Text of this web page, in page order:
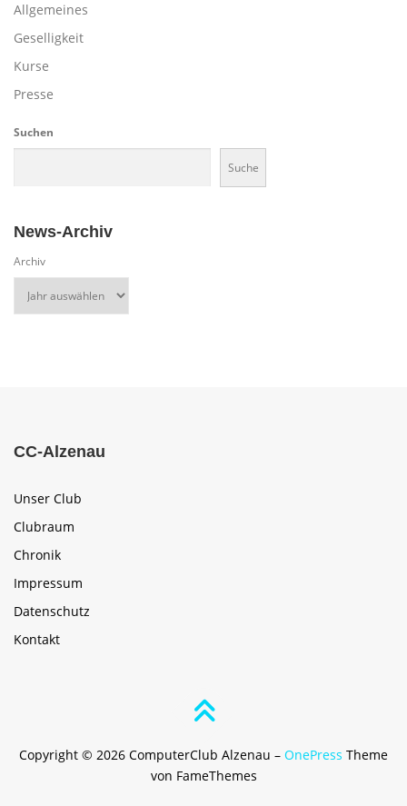
Allgemeines
Geselligkeit
Kurse
Presse
Suchen
Suche
News-Archiv
Archiv
CC-Alzenau
Unser Club
Clubraum
Chronik
Impressum
Datenschutz
Kontakt
Copyright © 2026 ComputerClub Alzenau – OnePress Theme
von FameThemes